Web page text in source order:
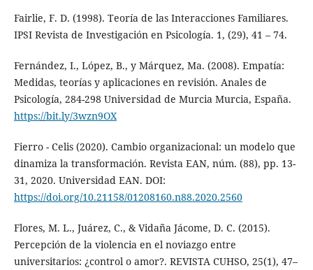
Fairlie, F. D. (1998). Teoría de las Interacciones Familiares.
IPSI Revista de Investigación en Psicología. 1, (29), 41 – 74.
Fernández, I., López, B., y Márquez, Ma. (2008). Empatía:
Medidas, teorías y aplicaciones en revisión. Anales de
Psicología, 284-298 Universidad de Murcia Murcia, España.
https://bit.ly/3wzn9OX
Fierro - Celis (2020). Cambio organizacional: un modelo que
dinamiza la transformación. Revista EAN, núm. (88), pp. 13-
31, 2020. Universidad EAN. DOI:
https://doi.org/10.21158/01208160.n88.2020.2560
Flores, M. L., Juárez, C., & Vidaña Jácome, D. C. (2015).
Percepción de la violencia en el noviazgo entre
universitarios: ¿control o amor?. REVISTA CUHSO, 25(1), 47–